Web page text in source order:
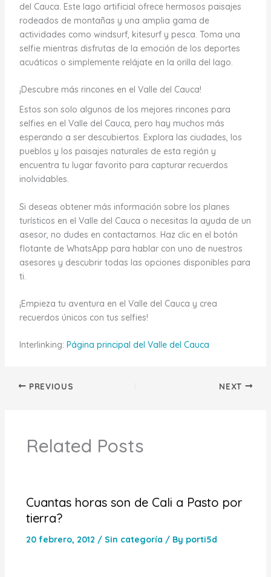
del Cauca. Este lago artificial ofrece hermosos paisajes
rodeados de montañas y una amplia gama de
actividades como windsurf, kitesurf y pesca. Toma una
selfie mientras disfrutas de la emoción de los deportes
acuáticos o simplemente relájate en la orilla del lago.
¡Descubre más rincones en el Valle del Cauca!
Estos son solo algunos de los mejores rincones para
selfies en el Valle del Cauca, pero hay muchos más
esperando a ser descubiertos. Explora las ciudades, los
pueblos y los paisajes naturales de esta región y
encuentra tu lugar favorito para capturar recuerdos
inolvidables.
Si deseas obtener más información sobre los planes
turísticos en el Valle del Cauca o necesitas la ayuda de un
asesor, no dudes en contactarnos. Haz clic en el botón
flotante de WhatsApp para hablar con uno de nuestros
asesores y descubrir todas las opciones disponibles para
ti.
¡Empieza tu aventura en el Valle del Cauca y crea
recuerdos únicos con tus selfies!
Interlinking: Página principal del Valle del Cauca
PREVIOUS NEXT
Related Posts
Cuantas horas son de Cali a Pasto por
tierra?
20 febrero, 2012 / Sin categoría / By porti5d